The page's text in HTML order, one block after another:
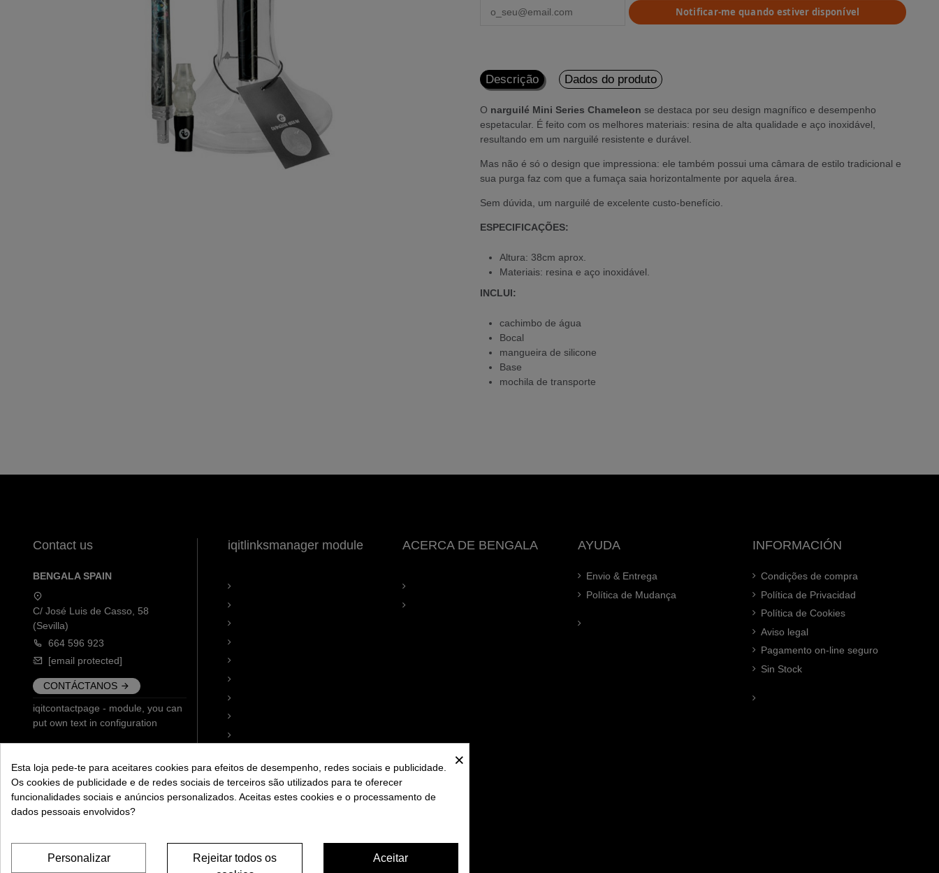
Notificar-me quando estiver disponível
Descrição Dados do produto
O narguilé Mini Series Chameleon se destaca por seu design magnífico e desempenho
espetacular. É feito com os melhores materiais: resina de alta qualidade e aço inoxidável,
resultando em um narguilé resistente e durável.
Mas não é só o design que impressiona: ele também possui uma câmara de estilo tradicional e
sua purga faz com que a fumaça saia horizontalmente por aquela área.
Sem dúvida, um narguilé de excelente custo-benefício.
ESPECIFICAÇÕES:
Altura: 38cm aprox.
Materiais: resina e aço inoxidável.
INCLUI:
cachimbo de água
Bocal
mangueira de silicone
Base
mochila de transporte
Contact us
BENGALA SPAIN
C/ José Luis de Casso, 58
(Sevilla)
664 596 923
[email protected]
CONTÁCTANOS
iqitcontactpage - module, you can
put own text in configuration
iqitlinksmanager module ACERCA DE BENGALA AYUDA
Envio & Entrega
Política de Mudança
INFORMACIÓN
Condições de compra
Política de Privacidad
Política de Cookies
Aviso legal
Pagamento on-line seguro
Sin Stock
×
Esta loja pede-te para aceitares cookies para efeitos de desempenho, redes sociais e publicidade.
Os cookies de publicidade e de redes sociais de terceiros são utilizados para te oferecer
funcionalidades sociais e anúncios personalizados. Aceitas estes cookies e o processamento de
dados pessoais envolvidos?
Aceitar
Rejeitar todos os
Personalizar